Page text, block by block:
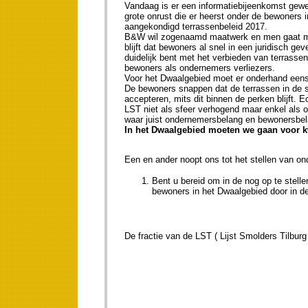
Vandaag is er een informatiebijeenkomst
grote onrust die er heerst onder de bewoners
aangekondigd terrassenbeleid 2017.
B&W wil zogenaamd maatwerk en men gaat
blijft dat bewoners al snel in een juridisch
duidelijk bent met het verbieden van
bewoners als ondernemers verliezers.
Voor het Dwaalgebied moet er onderhand
De bewoners snappen dat de terrassen in
accepteren, mits dit binnen de perken blijft.
LST niet als sfeer verhogend maar enkel als
waar juist ondernemersbelang en
In het Dwaalgebied moeten we gaan voor
Een en ander noopt ons tot het stellen van
Bent u bereid om in de nog op te
bewoners in het Dwaalgebied door in
De fractie van de LST ( Lijst Smolders